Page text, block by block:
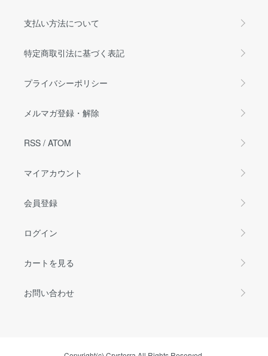
支払い方法について
特定商取引法に基づく表記
プライバシーポリシー
メルマガ登録・解除
RSS / ATOM
マイアカウント
会員登録
ログイン
カートを見る
お問い合わせ